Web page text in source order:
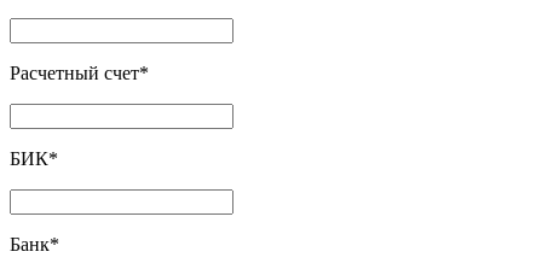
Расчетный счет*
БИК*
Банк*